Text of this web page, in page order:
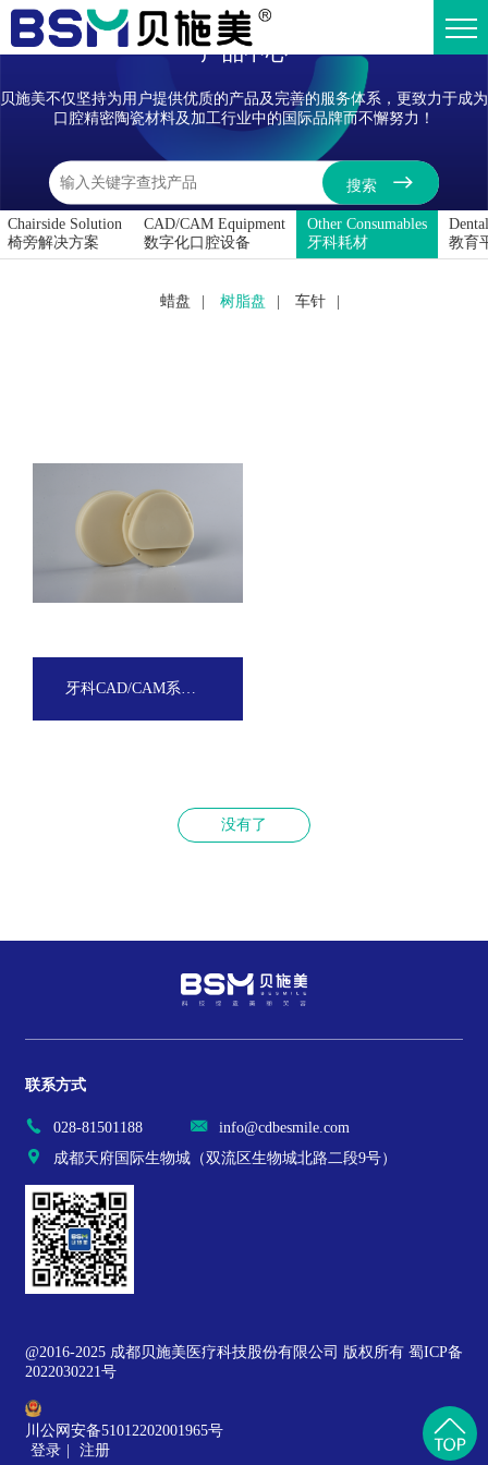
Product
产品中心
贝施美不仅坚持为用户提供优质的产品及完善的服务体系，更致力于成为
口腔精密陶瓷材料及加工行业中的国际品牌而不懈努力！
搜索
Chairside Solution
椅旁解决方案
CAD/CAM Equipment
数字化口腔设备
Other Consumables
牙科耗材
教育
蜡盘 树脂盘 车针
牙科CAD/CAM系统专用PMMA树脂盘
没有了
联系方式
028-81501188
info@cdbesmile.com
成都天府国际生物城（双流区生物城北路二段9号）
@2016-2025 成都贝施美医疗科技股份有限公司 版权所有 蜀ICP备
2022030221号
川公网安备51012202001965号
登录
注册